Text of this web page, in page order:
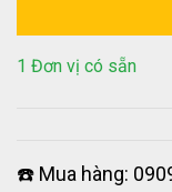
1 Đơn vị có sẵn
☎️ Mua hàng: